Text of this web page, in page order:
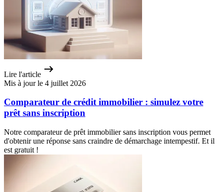
Lire l'article
Mis à jour le 4 juillet 2026
Comparateur de crédit immobilier : simulez votre
prêt sans inscription
Notre comparateur de prêt immobilier sans inscription vous permet
d'obtenir une réponse sans craindre de démarchage intempestif. Et il
est gratuit !